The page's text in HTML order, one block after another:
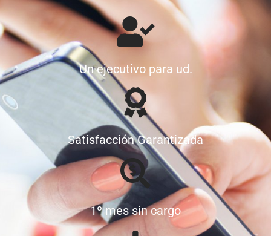
Un ejecutivo para ud.
Satisfacción Garantizada
1º mes sin cargo